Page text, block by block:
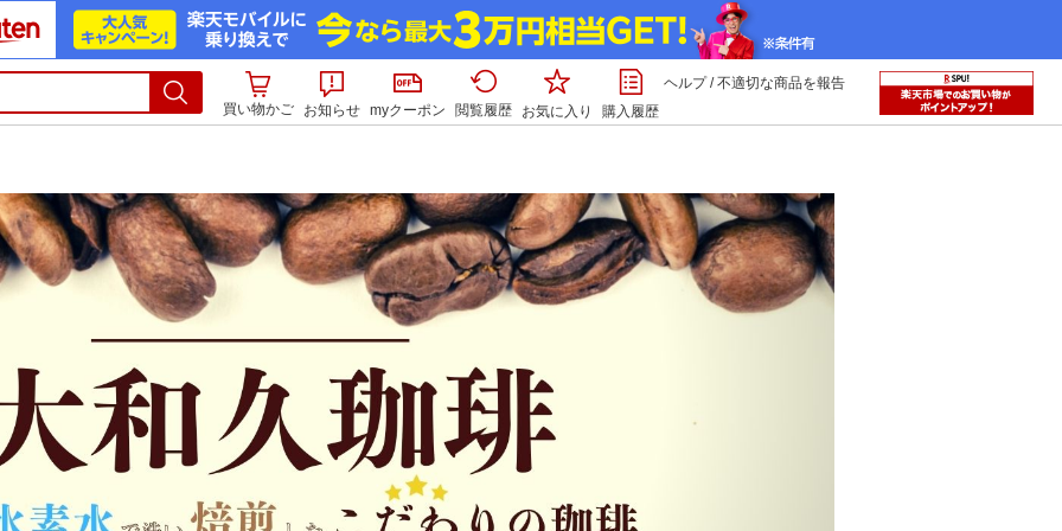
買い物かご お知らせ myクーポン 閲覧履歴 お気に入り 購入履歴
ヘルプ/不適切な商品を報告